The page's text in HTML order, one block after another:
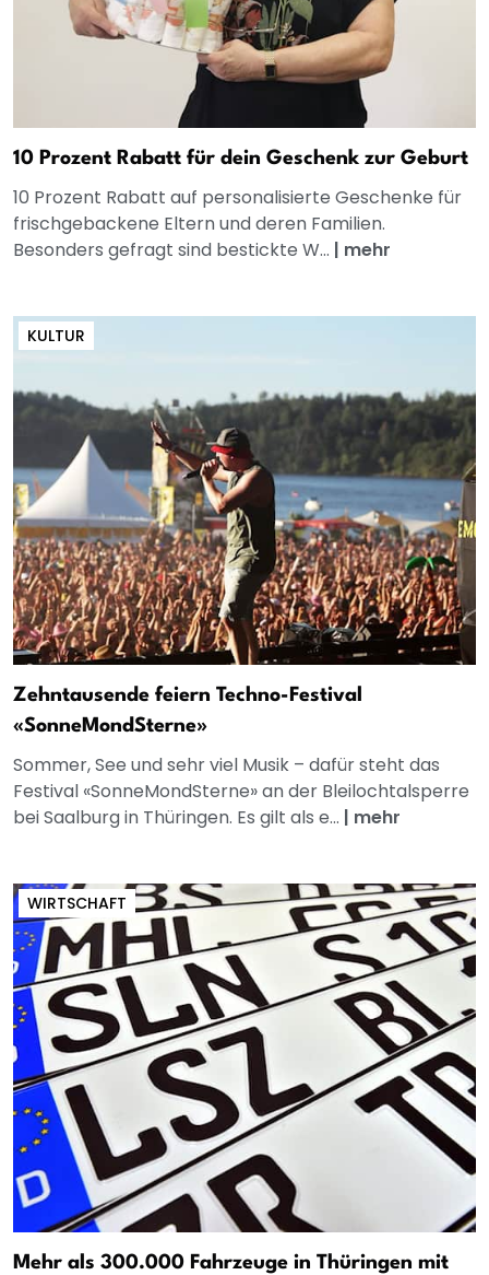
10 Prozent Rabatt für dein Geschenk zur Geburt
10 Prozent Rabatt auf personalisierte Geschenke für
frischgebackene Eltern und deren Familien.
Besonders gefragt sind bestickte W... | mehr
KULTUR
Zehntausende feiern Techno-Festival
«SonneMondSterne»
Sommer, See und sehr viel Musik – dafür steht das
Festival «SonneMondSterne» an der Bleilochtalsperre
bei Saalburg in Thüringen. Es gilt als e... | mehr
WIRTSCHAFT
Mehr als 300.000 Fahrzeuge in Thüringen mit